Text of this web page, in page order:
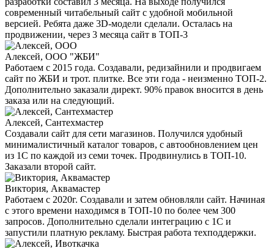
современный читабельный сайт с удобной мобильной
версией. Ребята даже 3D-модели сделали. Осталась на
продвижении, через 3 месяца сайт в ТОП-3
Алексей, ООО "ЖБИ"
Работаем с 2015 года. Создавали, редизайнили и продвигаем
сайт по ЖБИ и трот. плитке. Все эти года - неизменно ТОП-2.
Дополнительно заказали директ. 90% правок вносится в день
заказа или на следующий.
Алексей, Сантехмастер
Создавали сайт для сети магазинов. Получился удобный
минималистичный каталог товаров, с автообновлением цен
из 1С по каждой из семи точек. Продвинулись в ТОП-10.
Заказали второй сайт.
Виктория, Аквамастер
Работаем с 2020г. Создавали и затем обновляли сайт. Начиная
с этого времени находимся в ТОП-10 по более чем 300
запросов. Дополнительно сделали интеграцию с 1С и
запустили платную рекламу. Быстрая работа техподдержки.